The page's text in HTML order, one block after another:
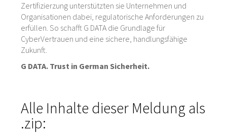
Zertifizierzung unterstützten sie Unternehmen und
Organisationen dabei, regulatorische Anforderungen zu
erfüllen. So schafft G DATA die Grundlage für
CyberVertrauen und eine sichere, handlungsfähige
Zukunft.
G DATA. Trust in German Sicherheit.
Alle Inhalte dieser Meldung als
.zip: